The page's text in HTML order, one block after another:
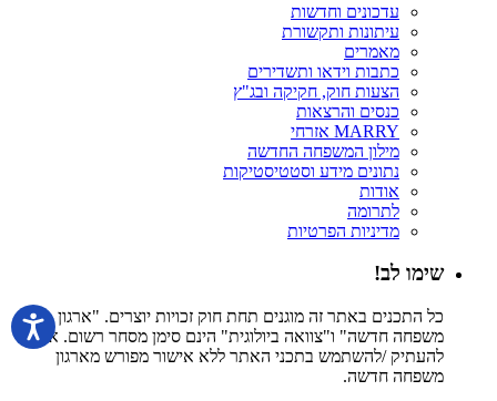
עדכונים וחדשות
עיתונות ותקשורת
מאמרים
כתבות וידאו ותשדירים
הצעות חוק, חקיקה ובג"ץ
כנסים והרצאות
MARRY אזרחי
מילון המשפחה החדשה
נתונים מידע וסטטיסטיקות
אודות
לתרומה
מדיניות הפרטיות
שימו לב!
כל התכנים באתר זה מוגנים תחת חוק זכויות יוצרים. "ארגון
משפחה חדשה" ו"צוואה ביולוגית" הינם סימן מסחר רשום. אין
להעתיק /להשתמש בתכני האתר ללא אישור מפורש מארגון
משפחה חדשה.